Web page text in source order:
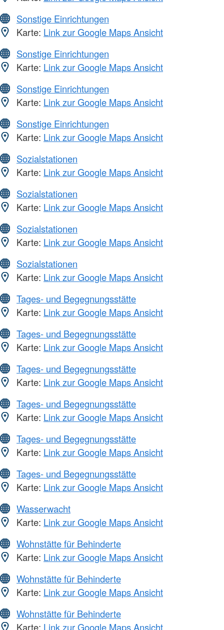
Sonstige Einrichtungen
Karte: Link zur Google Maps Ansicht
Sonstige Einrichtungen
Karte: Link zur Google Maps Ansicht
Sonstige Einrichtungen
Karte: Link zur Google Maps Ansicht
Sonstige Einrichtungen
Karte: Link zur Google Maps Ansicht
Sozialstationen
Karte: Link zur Google Maps Ansicht
Sozialstationen
Karte: Link zur Google Maps Ansicht
Sozialstationen
Karte: Link zur Google Maps Ansicht
Sozialstationen
Karte: Link zur Google Maps Ansicht
Tages- und Begegnungsstätte
Karte: Link zur Google Maps Ansicht
Tages- und Begegnungsstätte
Karte: Link zur Google Maps Ansicht
Tages- und Begegnungsstätte
Karte: Link zur Google Maps Ansicht
Tages- und Begegnungsstätte
Karte: Link zur Google Maps Ansicht
Tages- und Begegnungsstätte
Karte: Link zur Google Maps Ansicht
Tages- und Begegnungsstätte
Karte: Link zur Google Maps Ansicht
Wasserwacht
Karte: Link zur Google Maps Ansicht
Wohnstätte für Behinderte
Karte: Link zur Google Maps Ansicht
Wohnstätte für Behinderte
Karte: Link zur Google Maps Ansicht
Wohnstätte für Behinderte
Karte: Link zur Google Maps Ansicht